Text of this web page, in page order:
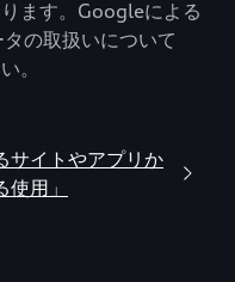
ます。Googleによる
の取扱いについて
。
サイトやアプリか
用」